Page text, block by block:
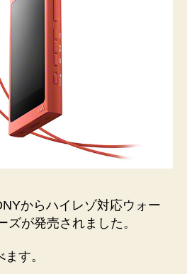
からハイレゾ対応ウォー
ズが発売されました。
す。